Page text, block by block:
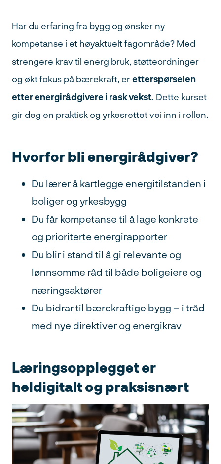
Har du erfaring fra bygg og ønsker ny
kompetanse i et høyaktuelt fagområde? Med
strengere krav til energibruk, støtteordninger
og økt fokus på bærekraft, eretterspørselen
etter energirådgivere i rask vekst. Dette kurset
gir deg en praktisk og yrkesrettet vei inn i rollen.
Hvorfor bli energirådgiver?
Du lærer å kartlegge energitilstanden i
boliger og yrkesbygg
Du får kompetanse til å lage konkrete
og prioriterte energirapporter
Du blir i stand til å gi relevante og
lønnsomme råd til både boligeiere og
næringsaktører
Du bidrar til bærekraftige bygg – i tråd
med nye direktiver og energikrav
Læringsopplegget er
heldigitalt og praksisnært